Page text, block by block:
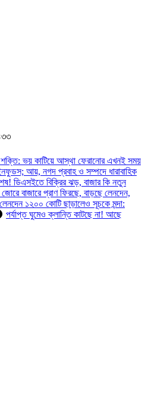
শক্তি: ভয় কাটিয়ে আস্থা ফেরানোর এখনই সময়
আয়, নগদ প্রবাহ ও সম্পদে ধারাবাহিক
ডিএসইতে বিক্রির ঝড়, বাজার কি নতুন
জোরে বাজারে প্রাণ ফিরছে, বাড়ছে লেনদেন,
লেনদেন ১২০০ কোটি ছাড়ালেও সূচকে মন্দা:
পর্যাপ্ত ঘুমেও ক্লান্তি কাটছে না! আছে